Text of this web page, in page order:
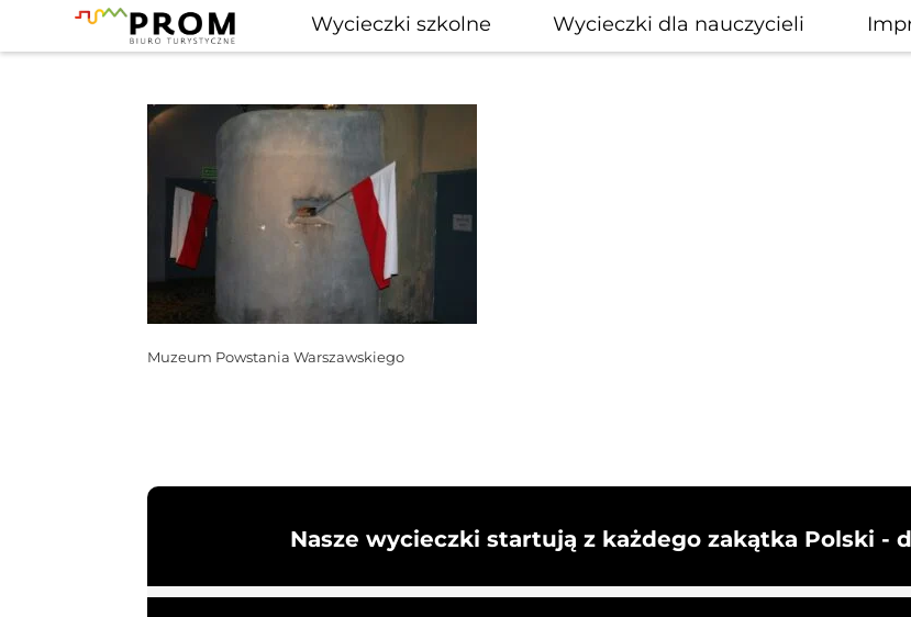
Wycieczki szkolne Wycieczki dla nauczycieli
Muzeum Powstania Warszawskiego
Nasze wycieczki startują z każdego zakątka Polski -